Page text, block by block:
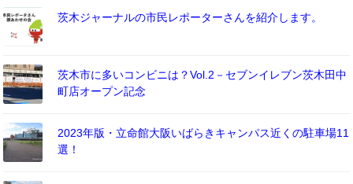
茨木ジャーナルの市民レポーターさんを紹介します。
茨木市に多いコンビニは？Vol.2－セブンイレブン茨木田中
町店オープン記念
2023年版・立命館大阪いばらきキャンパス近くの駐車場11
選！